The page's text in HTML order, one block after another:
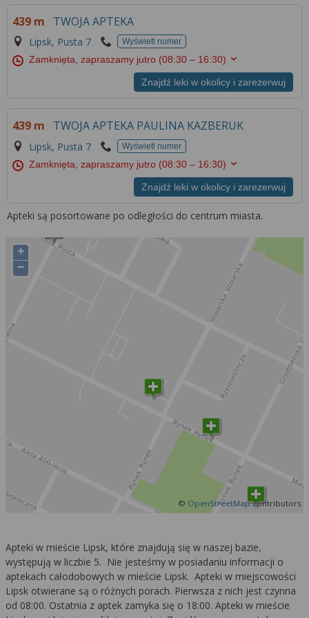
439 m TWOJA APTEKA
Lipsk, Pusta 7 Wyświetl numer
Zamknięta, zapraszamy jutro (08:30 – 16:30)
Znajdź leki w okolicy i zarezerwuj
439 m TWOJA APTEKA PAULINA KAZBERUK
Lipsk, Pusta 7 Wyświetl numer
Zamknięta, zapraszamy jutro (08:30 – 16:30)
Znajdź leki w okolicy i zarezerwuj
Apteki są posortowane po odległości do centrum miasta.
+
−
© OpenStreetMapcontributors
Apteki w mieście Lipsk, które znajdują się w naszej bazie,
występują w liczbie 5. Nie jesteśmy w posiadaniu informacji o
aptekach całodobowych w mieście Lipsk. Apteki w miejscowości
Lipsk otwierane są o różnych porach. Pierwsza z nich jest czynna
od 08:00. Ostatnia z aptek zamyka się o 18:00. Apteki w mieście
narzędzi zewnętrznych w naszym serwisie
znajdziesz wRegulaminie Serwisu